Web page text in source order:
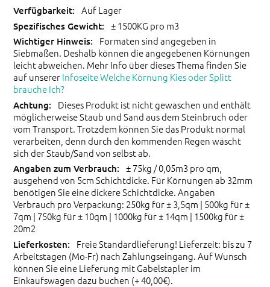
Auf Lager
± 1500KG pro m3
Formaten sind angegeben in
Siebmaßen. Deshalb können die angegebenen Körnungen
leicht abweichen. Mehr Info über dieses Thema finden Sie
auf unsererInfoseite Welche Körnung Kies oder Splitt
brauche Ich?
Dieses Produkt ist nicht gewaschen und enthält
möglicherweise Staub und Sand aus dem Steinbruch oder
vom Transport. Trotzdem können Sie das Produkt normal
verarbeiten, denn durch den kommenden Regen wäscht
sich der Staub/Sand von selbst ab.
± 75kg / 0,05m3 pro qm,
ausgehend von 5cm Schichtdicke. Für Körnungen ab 32mm
benötigen Sie eine dickere Schichtdicke. Angaben
Verbrauch pro Verpackung: 250kg für ± 3,5qm | 500kg für ±
7qm | 750kg für ± 10qm | 1000kg für ± 14qm | 1500kg für ±
20m2
Freie Standardlieferung! Lieferzeit: bis zu 7
Arbeitstagen (Mo-Fr) nach Zahlungseingang. Auf Wunsch
können Sie eine Lieferung mit Gabelstapler im
Einkaufswagen dazu buchen (+ 40,00€).